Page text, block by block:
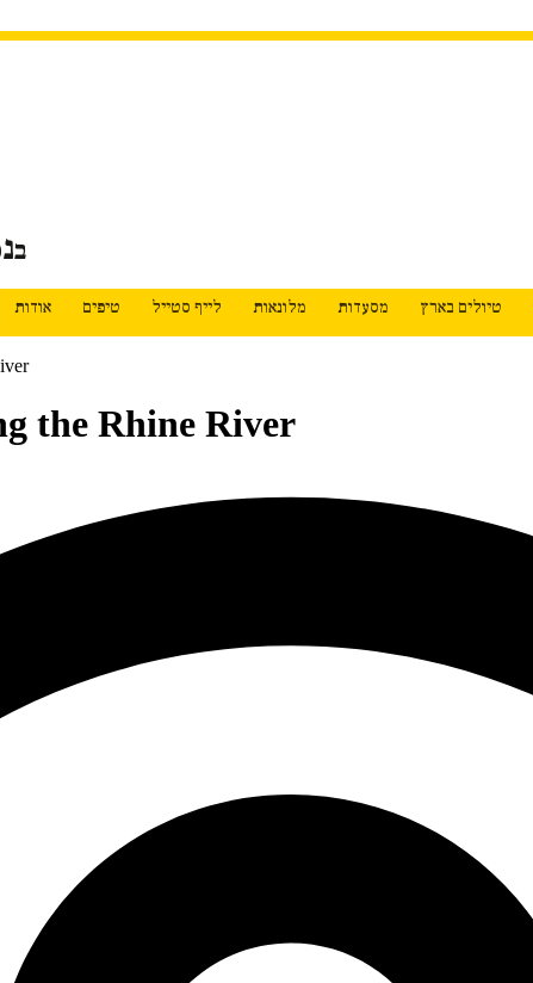
בנ
טיולים בארץ מסעדות מלונאות לייף סטייל טיפים אודות
the Rhine River